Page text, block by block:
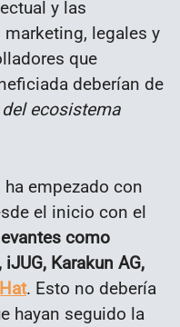
y las
legales y
que
deberían de
ecosistema
empezado con
el inicio con el
como
Karakun AG,
. Esto no debería
hayan seguido la